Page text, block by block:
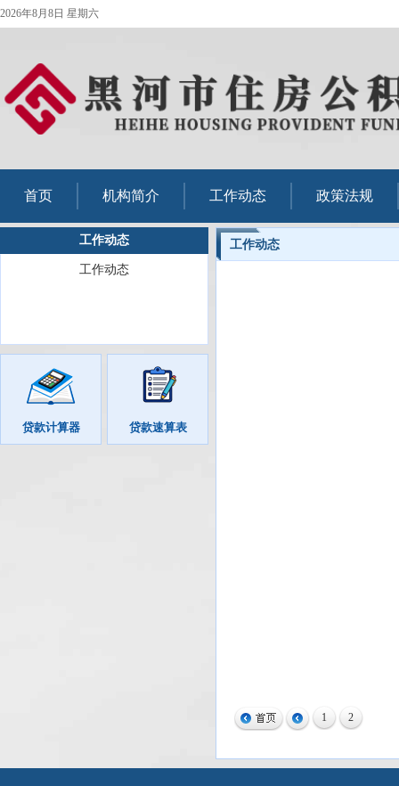
2026年8月8日 星期六
首页 机构简介 工作动态 政策法规
工作动态
工作动态
贷款计算器 贷款速算表
工作动态
1 2